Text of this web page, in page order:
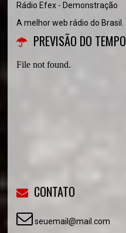
Rádio Efex - Demonstração
A melhor web rádio do Brasil.
PREVISÃO DO TEMPO
CONTATO
seuemail@mail.com